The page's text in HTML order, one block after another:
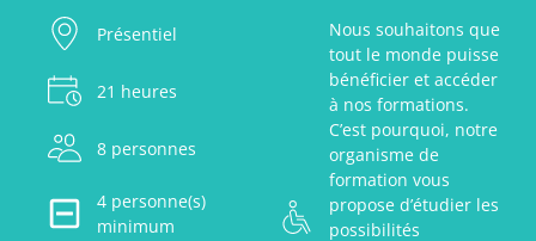
Présentiel
21 heures
8 personnes
4 personne(s)
minimum
Nous souhaitons que
tout le monde puisse
bénéficier et accéder
à nos formations.
C’est pourquoi, notre
organisme de
formation vous
propose d’étudier les
possibilités